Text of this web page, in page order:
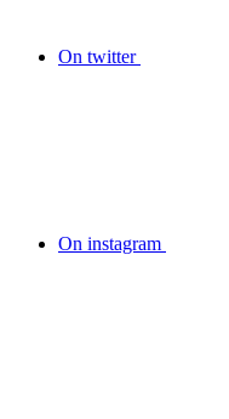
On twitter
On instagram